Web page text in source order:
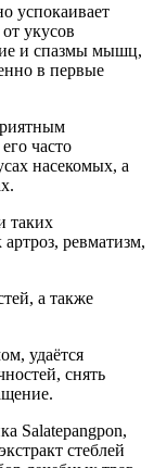
успокаивает
укусов
и спазмы мышц,
в первые
часто
насекомых, а
таких
ревматизм,
а также
удаётся
снять
Salatepangpon,
стеблей